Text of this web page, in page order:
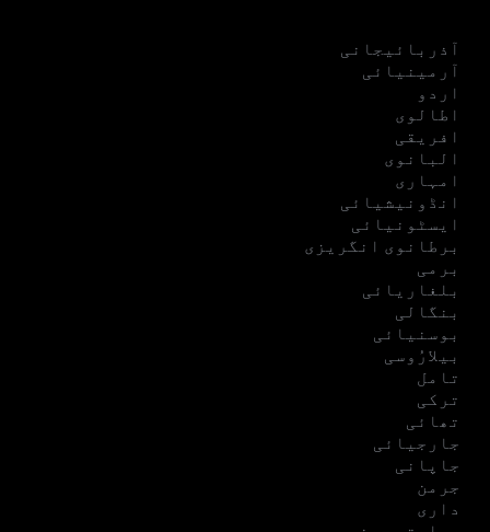
آذربائیجانی
آرمینیائی
اردو
اطالوی
افریقی
البانوی
امہاری
انڈونیشیائی
ایسٹونیائی
برطانوی انگریزی
برمی
بلغاریائی
بنگالی
بوسنیائی
بیلارُوسی
تامل
ترکی
تھائی
جارجیائی
جاپانی
جرمن
داری